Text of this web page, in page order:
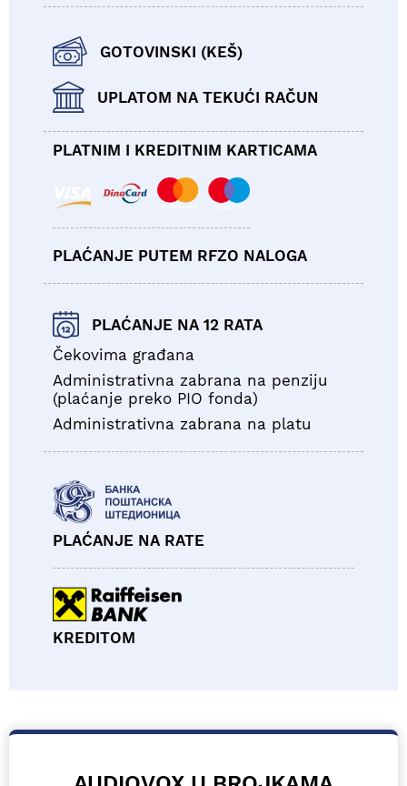
GOTOVINSKI (KEŠ)
UPLATOM NA TEKUĆI RAČUN
PLATNIM I KREDITNIM KARTICAMA
PLAĆANJE PUTEM RFZO NALOGA
PLAĆANJE NA 12 RATA
Čekovima građana
Administrativna zabrana na penziju
(plaćanje preko PIO fonda)
Administrativna zabrana na platu
PLAĆANJE NA RATE
KREDITOM